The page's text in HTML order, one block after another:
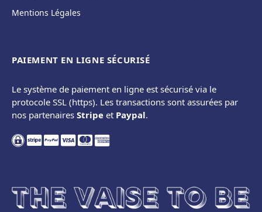
Mentions Légales
PAIEMENT EN LIGNE SÉCURISÉ
Le système de paiement en ligne est sécurisé via le
protocole SSL (https). Les transactions sont assurées par
nos partenaires Stripe et Paypal.